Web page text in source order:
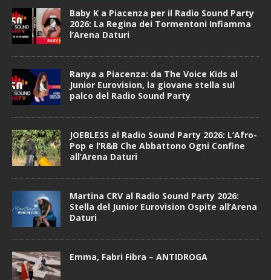
Baby K a Piacenza per il Radio Sound Party
2026: La Regina dei Tormentoni Infiamma
l’Arena Daturi
Ranya a Piacenza: da The Voice Kids al
Junior Eurovision, la giovane stella sul
palco del Radio Sound Party
JOEBLESS al Radio Sound Party 2026: L’Afro-
Pop e l’R&B Che Abbattono Ogni Confine
all’Arena Daturi
Martina CRV al Radio Sound Party 2026:
Stella del Junior Eurovision Ospite all’Arena
Daturi
Emma, Fabri Fibra – ANTIDROGA